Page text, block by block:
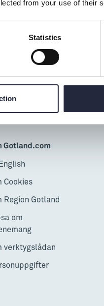
from your use of their
Statistics
Gotland.com
Cookies
Region Gotland
om
verktygslådan